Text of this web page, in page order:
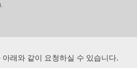
래와 같이 요청하실 수 있습니다.